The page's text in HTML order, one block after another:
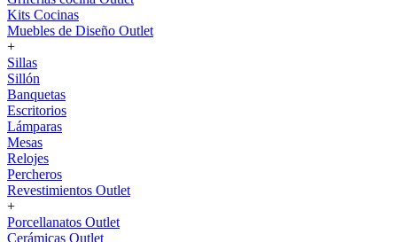
Kits Cocinas
Muebles de Diseño Outlet
+
Sillas
Sillón
Banquetas
Escritorios
Lámparas
Mesas
Relojes
Percheros
Revestimientos Outlet
+
Porcellanatos Outlet
Cerámicas Outlet